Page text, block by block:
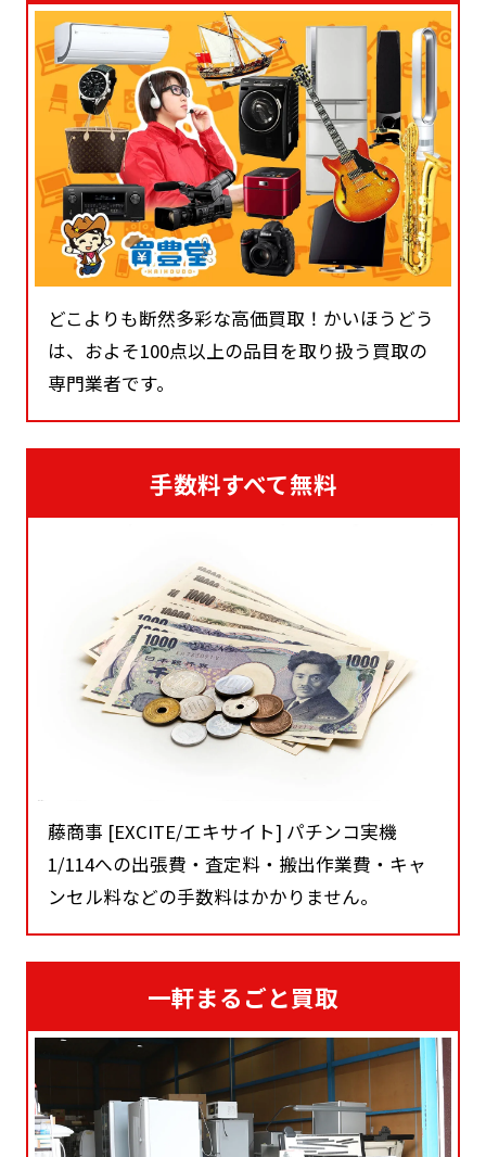
どこよりも断然多彩な高価買取！かいほうどう
は、およそ100点以上の品目を取り扱う買取の
専門業者です。
手数料すべて無料
藤商事 [EXCITE/エキサイト] パチンコ実機
1/114への出張費・査定料・搬出作業費・キャ
ンセル料などの手数料はかかりません。
一軒まるごと買取